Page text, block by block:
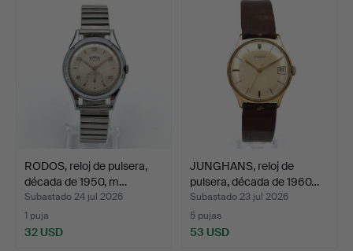
RODOS, reloj de pulsera,
década de 1950, m…
Subastado 24 jul 2026
1 puja
32 USD
JUNGHANS, reloj de
pulsera, década de 1960…
Subastado 23 jul 2026
5 pujas
53 USD